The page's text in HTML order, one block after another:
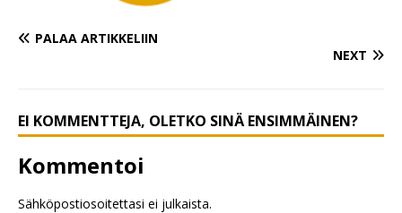
PALAA ARTIKKELIIN
NEXT
EI KOMMENTTEJA, OLETKO SINÄ ENSIMMÄINEN?
Kommentoi
Sähköpostiosoitettasi ei julkaista.